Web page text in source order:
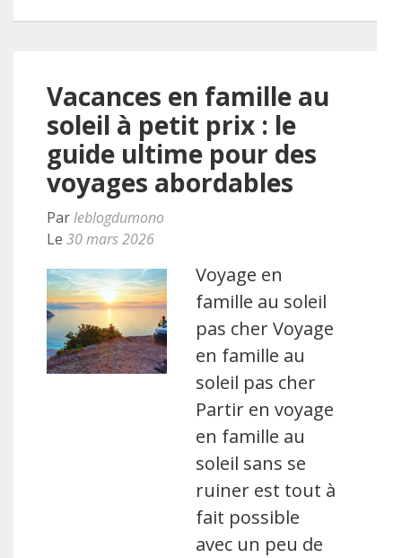
Vacances en famille au
soleil à petit prix : le
guide ultime pour des
voyages abordables
Parleblogdumono
Le 30 mars 2026
Voyage en
famille au soleil
pas cher Voyage
en famille au
soleil pas cher
Partir en voyage
en famille au
soleil sans se
ruiner est tout à
fait possible
avec un peu de